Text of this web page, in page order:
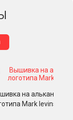
на алькантаре
Mark levinson